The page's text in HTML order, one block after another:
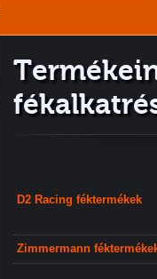
D2 Racing féktermékek
Zimmermann